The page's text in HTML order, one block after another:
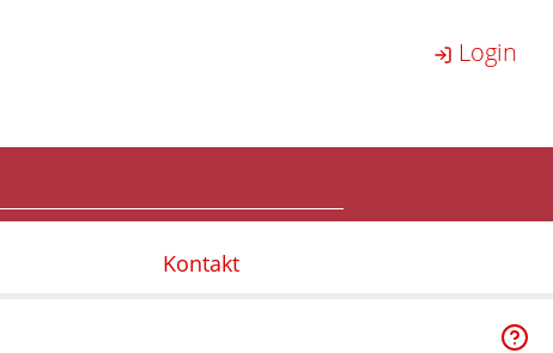
Login
Kontakt